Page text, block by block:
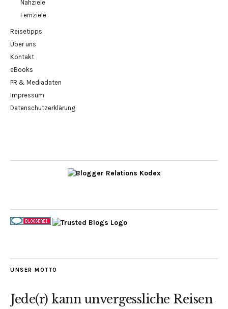
Nahziele
Fernziele
Reisetipps
Über uns
Kontakt
eBooks
PR & Mediadaten
Impressum
Datenschutzerklärung
UNSER MOTTO
Jede(r) kann unvergessliche Reisen